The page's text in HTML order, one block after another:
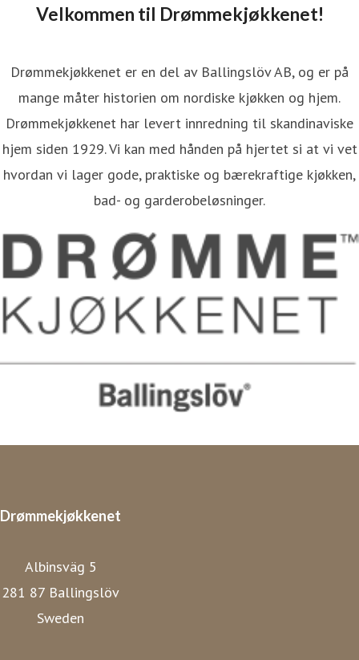
Velkommen til Drømmekjøkkenet!
Drømmekjøkkenet er en del av Ballingslöv AB, og er på
mange måter historien om nordiske kjøkken og hjem.
Drømmekjøkkenet har levert innredning til skandinaviske
hjem siden 1929. Vi kan med hånden på hjertet si at vi vet
hvordan vi lager gode, praktiske og bærekraftige kjøkken,
bad- og garderobeløsninger.
Drømmekjøkkenet
Albinsväg 5
281 87 Ballingslöv
Sweden